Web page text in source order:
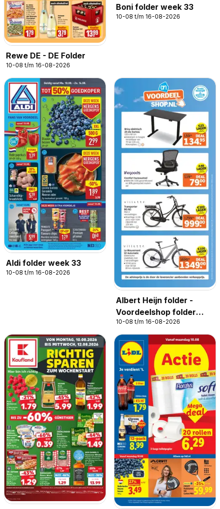
Rewe DE - DE Folder
10-08 t/m 16-08-2026
Boni folder week 33
10-08 t/m 16-08-2026
Aldi folder week 33
10-08 t/m 16-08-2026
Albert Heijn folder -
Voordeelshop folder
week 33
10-08 t/m 16-08-2026